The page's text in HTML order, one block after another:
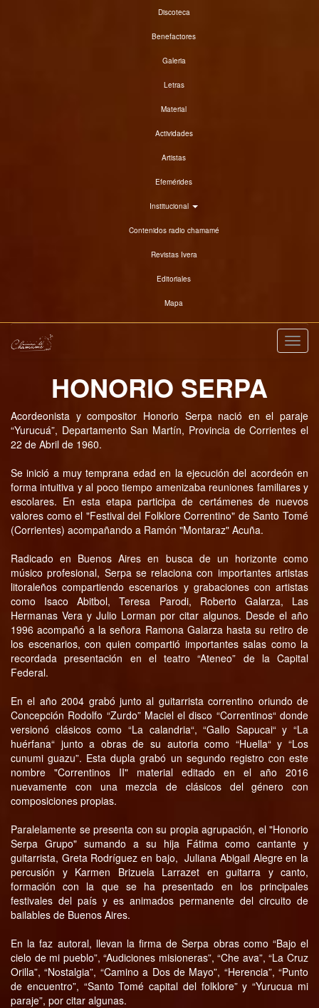
Discoteca
Benefactores
Galeria
Letras
Material
Actividades
Artistas
Efemérides
Institucional
Contenidos radio chamamé
Revistas Ivera
Editoriales
Mapa
HONORIO SERPA
Acordeonista y compositor Honorio Serpa nació en el paraje
“Yurucuá”, Departamento San Martín, Provincia de Corrientes el
22 de Abril de 1960.
Se inició a muy temprana edad en la ejecución del acordeón en
forma intuitiva y al poco tiempo amenizaba reuniones familiares y
escolares. En esta etapa participa de certámenes de nuevos
valores como el "Festival del Folklore Correntino" de Santo Tomé
(Corrientes) acompañando a Ramón "Montaraz" Acuña.
Radicado en Buenos Aires en busca de un horizonte como
músico profesional, Serpa se relaciona con importantes artistas
litoraleños compartiendo escenarios y grabaciones con artistas
como Isaco Abitbol, Teresa Parodi, Roberto Galarza, Las
Hermanas Vera y Julio Lorman por citar algunos. Desde el año
1996 acompañó a la señora Ramona Galarza hasta su retiro de
los escenarios, con quien compartió importantes salas como la
recordada presentación en el teatro “Ateneo” de la Capital
Federal.
En el año 2004 grabó junto al guitarrista correntino oriundo de
Concepción Rodolfo “Zurdo” Maciel el disco “Correntinos“ donde
versionó clásicos como “La calandria“, “Gallo Sapucai“ y “La
huérfana“ junto a obras de su autoria como “Huella“ y “Los
cunumi guazu”. Esta dupla grabó un segundo registro con este
nombre "Correntinos II" material editado en el año 2016
nuevamente con una mezcla de clásicos del género con
composiciones propias.
Paralelamente se presenta con su propia agrupación, el "Honorio
Serpa Grupo" sumando a su hija Fátima como cantante y
guitarrista, Greta Rodríguez en bajo, Juliana Abigail Alegre en la
percusión y Karmen Brizuela Larrazet en guitarra y canto,
formación con la que se ha presentado en los principales
festivales del país y es animados permanente del circuito de
bailables de Buenos Aires.
En la faz autoral, llevan la firma de Serpa obras como “Bajo el
cielo de mi pueblo”, “Audiciones misioneras”, “Che ava”, “La Cruz
Orilla”, “Nostalgia”, “Camino a Dos de Mayo”, “Herencia”, “Punto
de encuentro”, “Santo Tomé capital del folklore” y “Yurucua mi
paraje”, por citar algunas.